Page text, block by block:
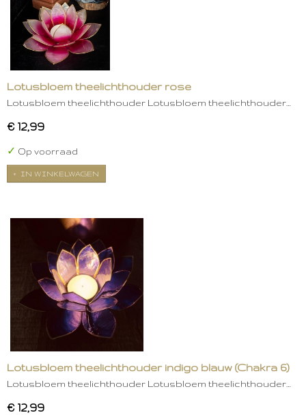
Lotusbloem theelichthouder rose
Lotusbloem theelichthouder Lotusbloem theelichthouder…
€ 12,99
✓ Op voorraad
IN WINKELWAGEN
Lotusbloem theelichthouder indigo blauw (Chakra 6)
Lotusbloem theelichthouder Lotusbloem theelichthouder…
€ 12,99